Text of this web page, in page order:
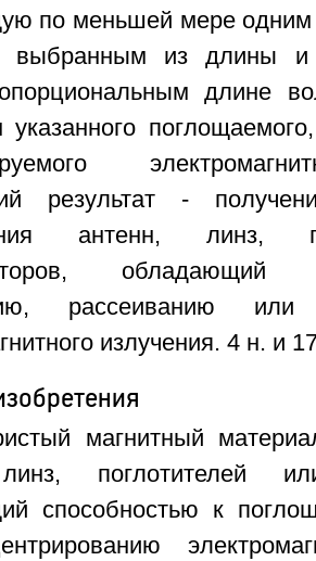
по меньшей мере одним
выбранным из длины и
длине
результат -
антенн, линз,
рассеиванию или
излучения. 4 н. и
магнитный
поглотителей
способностью к